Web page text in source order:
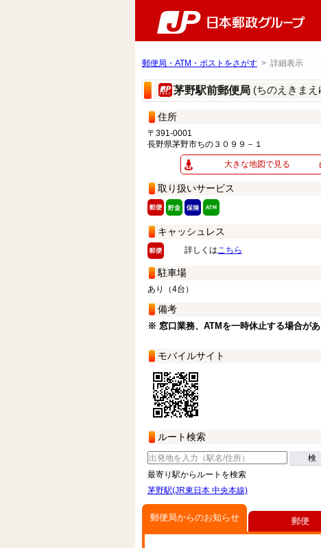
郵便局・ATM・ポストをさがす > 詳細表示
茅野駅前郵便局 (ちのえきま
住所
〒391-0001
長野県茅野市ちの３０９９－１
大きな地図で見る
取り扱いサービス
キャッシュレス
詳しくはこちら
駐車場
あり（4台）
備考
※ 窓口業務、ATMを一時休止する場合があ
モバイルサイト
ルート検索
検
最寄り駅からルートを検索
茅野駅(JR東日本 中央本線)
郵便局からのお知らせ 郵便